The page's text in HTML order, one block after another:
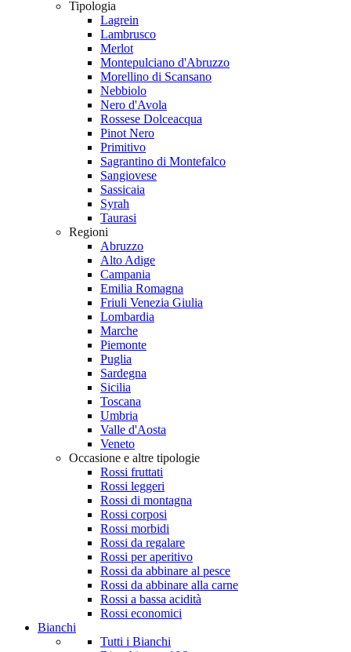
Tipologia
Lagrein
Lambrusco
Merlot
Montepulciano d'Abruzzo
Morellino di Scansano
Nebbiolo
Nero d'Avola
Rossese Dolceacqua
Pinot Nero
Primitivo
Sagrantino di Montefalco
Sangiovese
Sassicaia
Syrah
Taurasi
Regioni
Abruzzo
Alto Adige
Campania
Emilia Romagna
Friuli Venezia Giulia
Lombardia
Marche
Piemonte
Puglia
Sardegna
Sicilia
Toscana
Umbria
Valle d'Aosta
Veneto
Occasione e altre tipologie
Rossi fruttati
Rossi leggeri
Rossi di montagna
Rossi corposi
Rossi morbidi
Rossi da regalare
Rossi per aperitivo
Rossi da abbinare al pesce
Rossi da abbinare alla carne
Rossi a bassa acidità
Rossi economici
Bianchi
Tutti i Bianchi